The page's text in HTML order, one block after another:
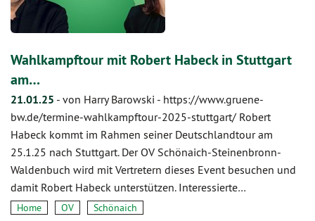
Wahlkampftour mit Robert Habeck in Stuttgart
am…
21.01.25 - von Harry Barowski - https://www.gruene-
bw.de/termine-wahlkampftour-2025-stuttgart/ Robert
Habeck kommt im Rahmen seiner Deutschlandtour am
25.1.25 nach Stuttgart. Der OV Schönaich-Steinenbronn-
Waldenbuch wird mit Vertretern dieses Event besuchen und
damit Robert Habeck unterstützen. Interessierte…
Home OV Schönaich